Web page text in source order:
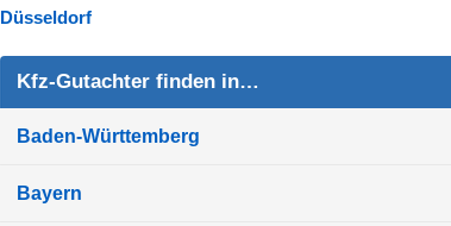
Düsseldorf
Kfz-Gutachter finden in…
Baden-Württemberg
Bayern